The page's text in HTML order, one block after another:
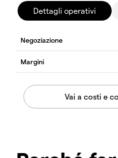
Dettagli operativi